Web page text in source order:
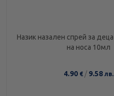
Назик назален спрей за деца за отпушване
на носа 10мл
4.90 € / 9.58 лв.